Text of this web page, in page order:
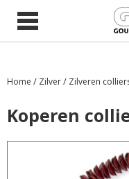
Home / Zilver/ Zilveren
Koperen